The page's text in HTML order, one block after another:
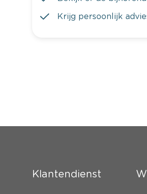
Krijg persoonlijk
Klantendienst